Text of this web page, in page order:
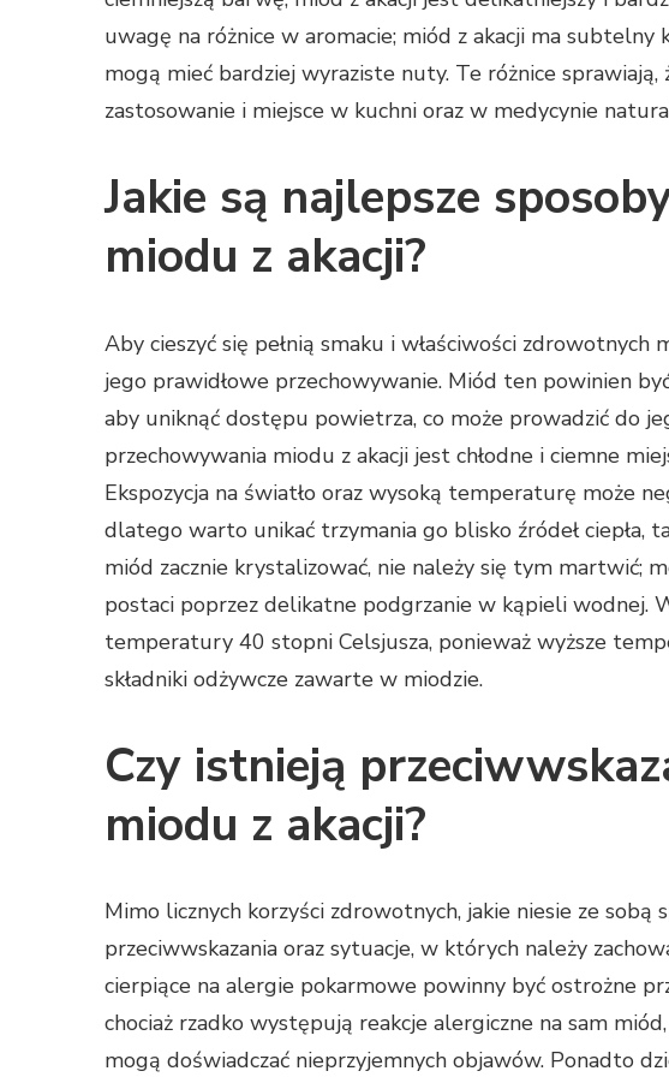
uwagę na różnice w aromacie; miód z akacji ma
mogą mieć bardziej wyraziste nuty. Te różnice
zastosowanie i miejsce w kuchni oraz w medycynie
Jakie są najlepsze
miodu z akacji?
Aby cieszyć się pełnią smaku i właściwości zdrowotnych
jego prawidłowe przechowywanie. Miód ten powinien
aby uniknąć dostępu powietrza, co może prowadzić do
przechowywania miodu z akacji jest chłodne i ciemne
Ekspozycja na światło oraz wysoką temperaturę może
dlatego warto unikać trzymania go blisko źródeł ciepła,
miód zacznie krystalizować, nie należy się tym martwić;
postaci poprzez delikatne podgrzanie w kąpieli wodnej.
temperatury 40 stopni Celsjusza, ponieważ wyższe
składniki odżywcze zawarte w miodzie.
Czy istnieją
miodu z akacji?
Mimo licznych korzyści zdrowotnych, jakie niesie ze sobą
przeciwwskazania oraz sytuacje, w których należy
cierpiące na alergie pokarmowe powinny być ostrożne
chociaż rzadko występują reakcje alergiczne na sam
mogą doświadczać nieprzyjemnych objawów. Ponadto